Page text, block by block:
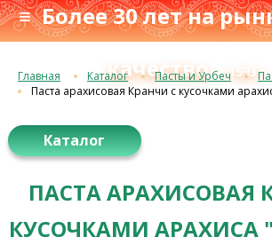
≡ Более 30 лет на
качествос 1993 г.
Главная Каталог Пасты и Урбеч
Паста арахисовая Кранчи с кусочками
Каталог
ПАСТА АРАХИСОВАЯ
КУСОЧКАМИ АРАХИСА